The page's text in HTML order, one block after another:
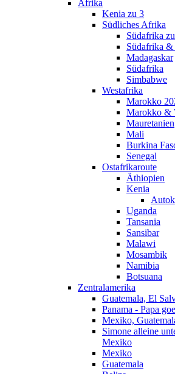
Afrika
Kenia zu 3
Südliches Afrika
Südafrika
Südafrika
Madagaskar
Südafrika
Simbabwe
Westafrika
Marokko
Marokko &
Mauretanien
Mali
Burkina
Senegal
Ostafrikaroute
Äthiopien
Kenia
Uganda
Tansania
Sansibar
Malawi
Mosambik
Namibia
Botsuana
Zentralamerika
Guatemala, El
Panama - Papa
Mexiko,
Simone alleine
Mexiko
Mexiko
Guatemala